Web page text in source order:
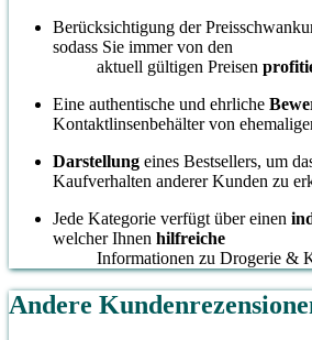
Berücksichtigung der
sodass Sie immer von den
aktuell gültigen Preisen
Eine authentische und ehrliche
Kontaktlinsenbehälter von
Darstellung eines Bestsellers, um
Kaufverhalten anderer Kunden zu
Jede Kategorie verfügt über einen
welcher Ihnen hilfreiche
Informationen zu Drogerie &
Andere